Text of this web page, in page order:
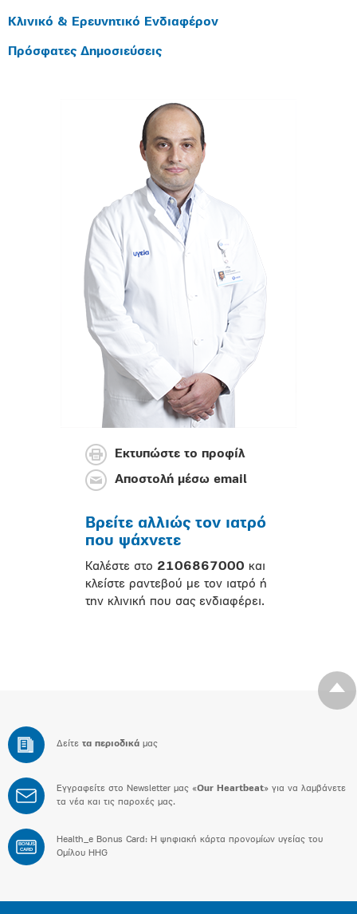
Κλινικό & Ερευνητικό Ενδιαφέρον
Πρόσφατες Δημοσιεύσεις
Εκτυπώστε το προφίλ
Αποστολή μέσω email
Βρείτε αλλιώς τον ιατρό
που ψάχνετε
Καλέστε στο 2106867000 και
κλείστε ραντεβού με τον ιατρό ή
την κλινική που σας ενδιαφέρει.
Δείτε τα περιοδικά μας
Εγγραφείτε στο Newsletter μας «Our Heartbeat» για να λαμβάνετε
τα νέα και τις παροχές μας.
BONUS
CARD
Health_e Bonus Card: H ψηφιακή κάρτα προνομίων υγείας του
Ομίλου HHG